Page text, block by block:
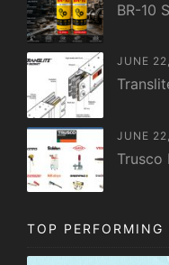
BR-10
JUNE
JUNE
Trusco
TOP PERFORMING